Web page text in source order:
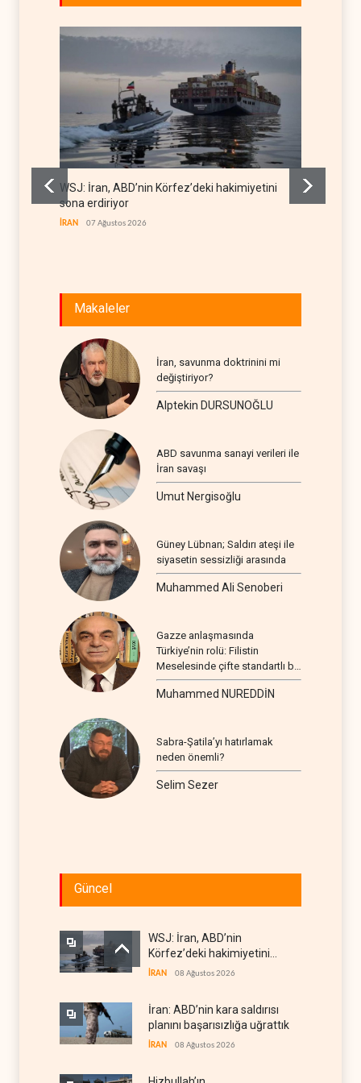
WSJ: İran, ABD’nin Körfez’deki hakimiyetini
sona erdiriyor
İRAN 07 Ağustos 2026
Makaleler
İran, savunma doktrinini mi
değiştiriyor?
Alptekin DURSUNOĞLU
ABD savunma sanayi verileri ile
İran savaşı
Umut Nergisoğlu
Güney Lübnan; Saldırı ateşi ile
siyasetin sessizliği arasında
Muhammed Ali Senoberi
Gazze anlaşmasında
Türkiye’nin rolü: Filistin
Meselesinde çifte standartlı bir
seyir
Muhammed NUREDDİN
Sabra-Şatila’yı hatırlamak
neden önemli?
Selim Sezer
Güncel
WSJ: İran, ABD’nin
Körfez’deki hakimiyetini
sona erdiriyor
İRAN 08 Ağustos 2026
İran: ABD’nin kara saldırısı
planını başarısızlığa uğrattık
İRAN 08 Ağustos 2026